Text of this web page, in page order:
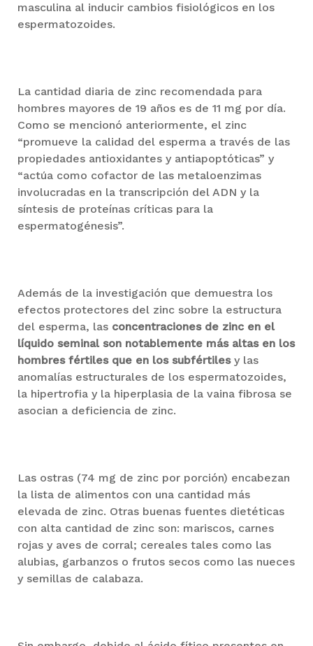
masculina al inducir cambios fisiológicos en los
espermatozoides.
La cantidad diaria de zinc recomendada para
hombres mayores de 19 años es de 11 mg por día.
Como se mencionó anteriormente, el zinc
“promueve la calidad del esperma a través de las
propiedades antioxidantes y antiapoptóticas” y
“actúa como cofactor de las metaloenzimas
involucradas en la transcripción del ADN y la
síntesis de proteínas críticas para la
espermatogénesis”.
Además de la investigación que demuestra los
efectos protectores del zinc sobre la estructura
del esperma, las concentraciones de zinc en el
líquido seminal son notablemente más altas en los
hombres fértiles que en los subfértilesy las
anomalías estructurales de los espermatozoides,
la hipertrofia y la hiperplasia de la vaina fibrosa se
asocian a deficiencia de zinc.
Las ostras (74 mg de zinc por porción) encabezan
la lista de alimentos con una cantidad más
elevada de zinc. Otras buenas fuentes dietéticas
con alta cantidad de zinc son: mariscos, carnes
rojas y aves de corral; cereales tales como las
alubias, garbanzos o frutos secos como las nueces
y semillas de calabaza.